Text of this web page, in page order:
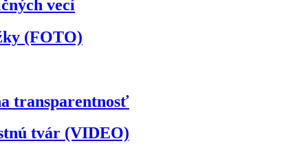
vecí
(FOTO)
transparentnosť
tvár (VIDEO)